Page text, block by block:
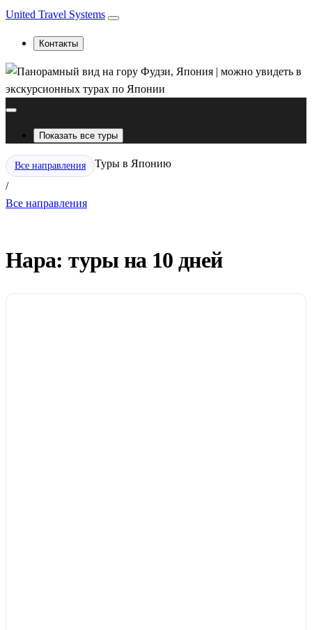
United Travel Systems
Контакты
Показать все туры
Все направления
/
Туры в Японию
Все направления
Нара: туры на 10 дней